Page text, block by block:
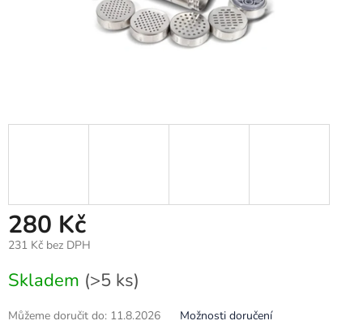
280 Kč
231 Kč bez DPH
cena:
Skladem (>5 ks)
Můžeme doručit do: 11.8.2026 Možnosti doručení